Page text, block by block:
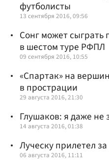
футболисты
13 сентября 2016, 09:56
Сонг может сыграть
в шестом туре РФПЛ
09 сентября 2016, 10:55
«Спартак» на
в прострации
29 августа 2016, 21:30
Глушаков: я даже не
14 августа 2016, 01:38
Луческу прилетел
06 августа 2016, 11:11